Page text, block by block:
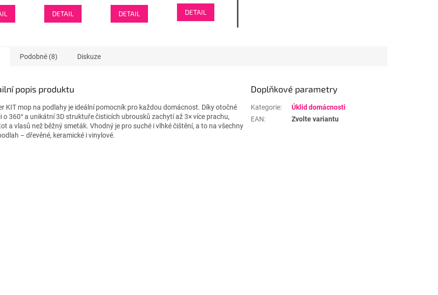
DETAIL
podlahy
DETAIL DETAIL
Podobné (8) Diskuze
popis produktu
KIT mop na podlahy je ideální pomocník pro každou domácnost. Díky otočné
o 360° a unikátní 3D struktuře čisticích ubrousků zachytí až 3× více prachu,
a vlasů než běžný smeták. Vhodný je pro suché i vlhké čištění, a to na všechny
– dřevěné, keramické i vinylové.
Doplňkové parametry
Kategorie:
Úklid domácnosti
EAN: Zvolte variantu